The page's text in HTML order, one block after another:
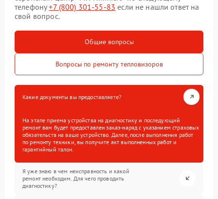
телефону+7 (800) 301-55-83 если не нашли ответ на
свой вопрос.
Общие вопросы
Вопросы по ремонту тепловизоров
Какие документы вы предоставляете?
На этапе приема устройства на диагностику и последующий
ремонт вам будет предоставлен заказ-наряд с указанием страховых
обязательств на ваше устройство. Далее, после выполнения работ
по ремонту техники, вы получите акт выполненных работ и
гарантийный талон.
Я уже знаю в чем неисправность и какой
ремонт необходим. Для чего проводить
диагностику?